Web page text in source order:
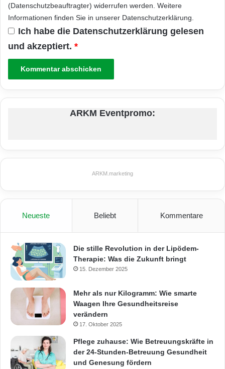
(Datenschutzbeauftragter) widerrufen werden. Weitere
Informationen finden Sie in unserer Datenschutzerklärung.
Ich habe die Datenschutzerklärung gelesen
und akzeptiert. *
ARKM Eventpromo:
ARKM.marketing
Neueste Beliebt Kommentare
Die stille Revolution in der Lipödem-
Therapie: Was die Zukunft bringt
15. Dezember 2025
Mehr als nur Kilogramm: Wie smarte
Waagen Ihre Gesundheitsreise
verändern
17. Oktober 2025
Pflege zuhause: Wie Betreuungskräfte in
der 24-Stunden-Betreuung Gesundheit
und Genesung fördern